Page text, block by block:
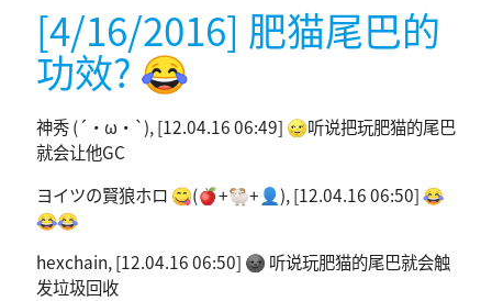
[4/16/2016] 肥猫尾巴的
功效? 😂
神秀 (´・ω・`), [12.04.16 06:49] 🌝听说把玩肥猫的尾巴
就会让他GC
ヨイツの賢狼ホロ 😋(🍎+🐏+👤), [12.04.16 06:50] 😂
😂😂
hexchain, [12.04.16 06:50] 🌚 听说玩肥猫的尾巴就会触
发垃圾回收